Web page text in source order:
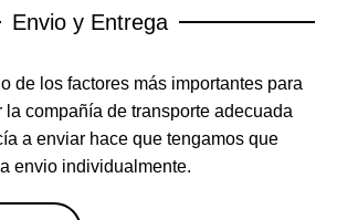
Envio y Entrega
de los factores más importantes para
la compañía de transporte adecuada
a enviar hace que tengamos que
envio individualmente.